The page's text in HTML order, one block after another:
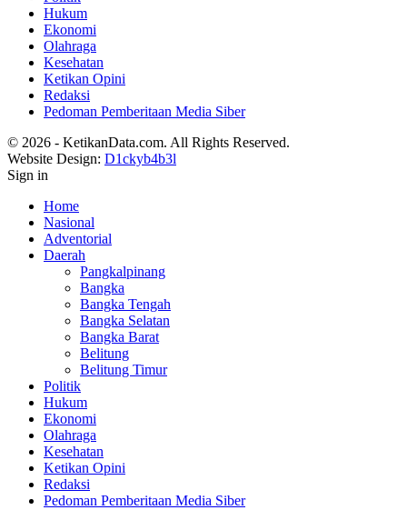
Hukum
Ekonomi
Olahraga
Kesehatan
Ketikan Opini
Redaksi
Pedoman Pemberitaan Media Siber
© 2026 - KetikanData.com. All Rights Reserved.
Website Design: D1ckyb4b3l
Sign in
Home
Nasional
Adventorial
Daerah
Pangkalpinang
Bangka
Bangka Tengah
Bangka Selatan
Bangka Barat
Belitung
Belitung Timur
Politik
Hukum
Ekonomi
Olahraga
Kesehatan
Ketikan Opini
Redaksi
Pedoman Pemberitaan Media Siber